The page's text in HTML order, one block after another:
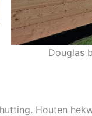
Douglas
Houten